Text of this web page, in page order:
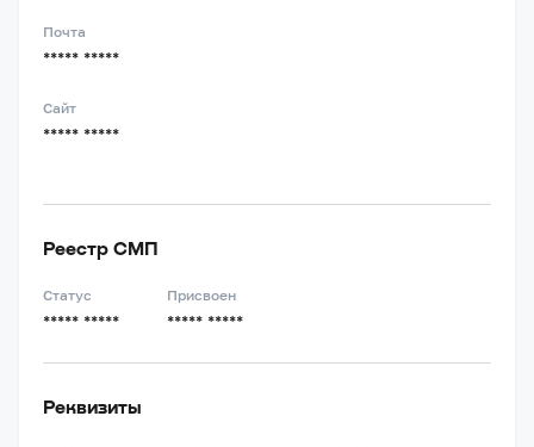
Почта
***** *****
Сайт
***** *****
Реестр СМП
Статус
***** *****
Присвоен
***** *****
Реквизиты